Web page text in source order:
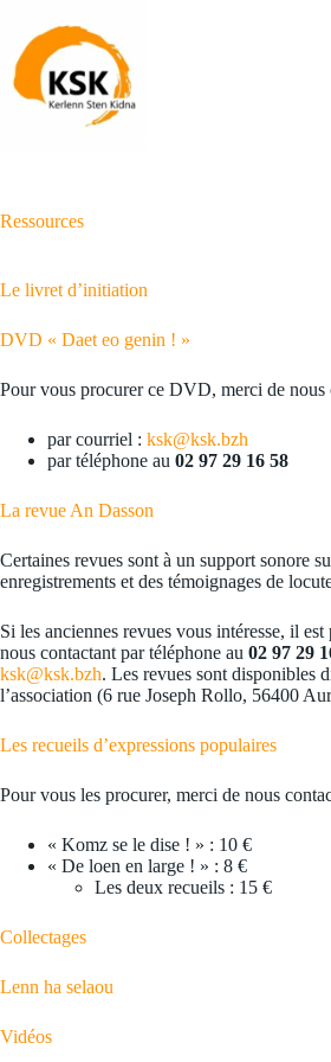
contenu
Ressources
Le livret d’initiation
DVD « Daet eo genin ! »
Pour vous procurer ce DVD, merci de nous
par courriel : ksk@ksk.bzh
par téléphone au 02 97 29 16 58
La revue An Dasson
Certaines revues sont à un support sonore
enregistrements et des témoignages de
Si les anciennes revues vous intéresse, il est
nous contactant par téléphone au 02 97 29
ksk@ksk.bzh. Les revues sont disponibles
l’association (6 rue Joseph Rollo, 56400
Les recueils d’expressions populaires
Pour vous les procurer, merci de nous
« Komz se le dise ! » : 10 €
« De loen en large ! » : 8 €
Les deux recueils : 15 €
Collectages
Lenn ha selaou
Vidéos